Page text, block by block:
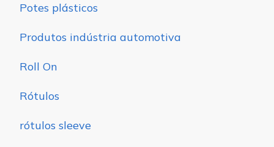
Potes plásticos
Produtos indústria automotiva
Roll On
Rótulos
rótulos sleeve